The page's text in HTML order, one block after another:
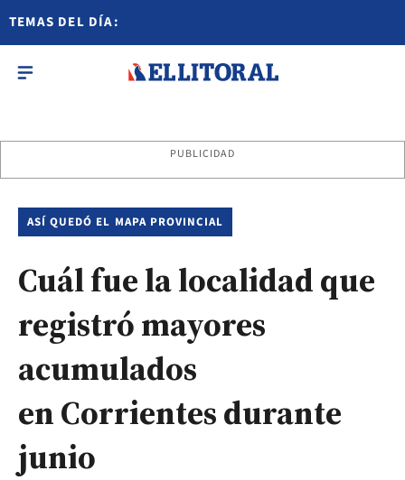
TEMAS DEL DÍA:
PUBLICIDAD
ASÍ QUEDÓ EL MAPA PROVINCIAL
Cuál fue la localidad que
registró mayores
acumulados
en Corrientes durante
junio